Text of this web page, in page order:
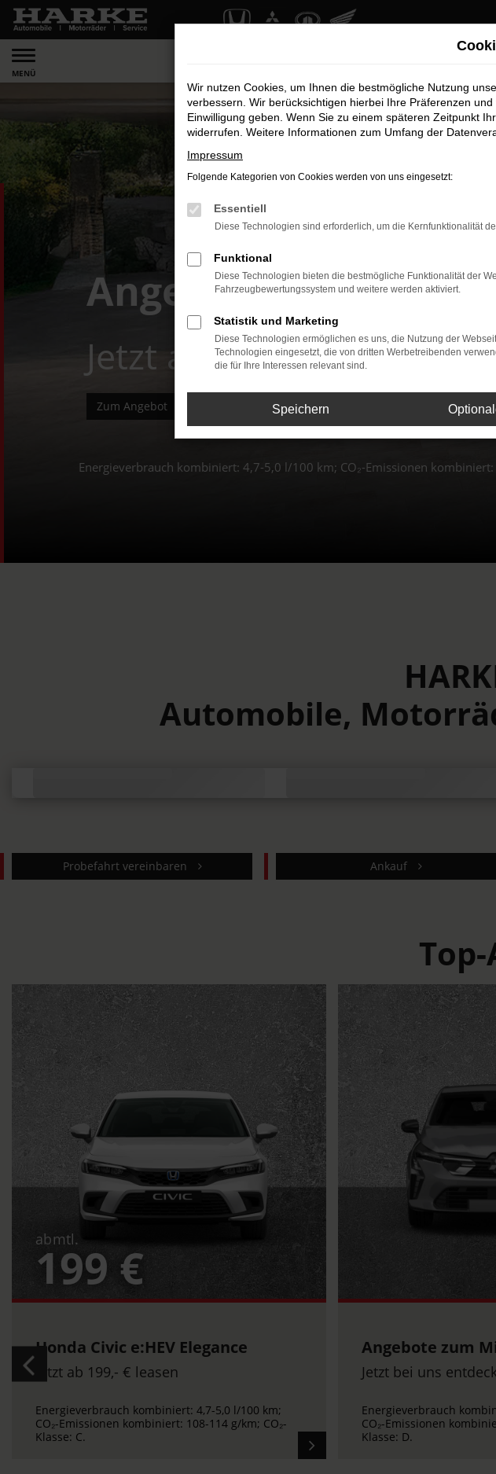
Zum
Hauptinhalt
springen
MENÜ
Angebot zum Honda
Jetzt ab 199,- € leasen
Zum Angebot
Energieverbrauch kombiniert: 4,7-5,0 l/100 km; CO₂-Emissionen kombiniert:
Automobile,
Probefahrt vereinbaren Ankauf
Angebote zum Mitsubishi Colt
Jetzt bei uns entdecken!
Energieverbrauch kombiniert: 5,2-5,3 l/100 km;
CO₂-Emissionen kombiniert 118-119 g/km; CO₂-
Klasse: D.
Angebot zum
Jetzt bei uns
Energieverbrauch
km; CO₂-Emissionen
CO₂-Klasse: B-A.
Wir nutzen Cookies, um Ihnen die bestmögliche Nutzung
verbessern. Wir berücksichtigen hierbei Ihre Präferenzen
Einwilligung geben. Wenn Sie zu einem späteren Zeitpunkt
widerrufen. Weitere Informationen zum Umfang der
Impressum
Folgende Kategorien von Cookies werden von uns eingesetzt:
Essentiell
Diese Technologien sind erforderlich, um die Kernfunktionalität
Funktional
Diese Technologien bieten die bestmögliche Funktionalität der
Fahrzeugbewertungssystem und weitere werden aktiviert.
Statistik und Marketing
Diese Technologien ermöglichen es uns, die Nutzung der
Technologien eingesetzt, die von dritten Werbetreibenden
die für Ihre Interessen relevant sind.
Speichern